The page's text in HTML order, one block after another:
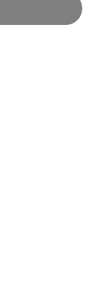
- Brussel
300ml -